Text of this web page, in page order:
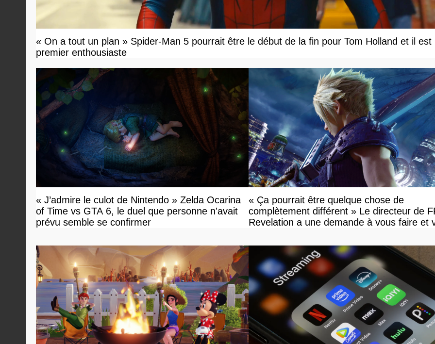
« On a tout un plan » Spider-Man 5 pourrait être le début de la fin pour Tom Holland et il est le
premier enthousiaste
« J’admire le culot de Nintendo » Zelda Ocarina
of Time vs GTA 6, le duel que personne n'avait
prévu semble se confirmer
« Ça pourrait être quelque chose de
complètement différent » Le directeur de
Revelation a une demande à vous faire et